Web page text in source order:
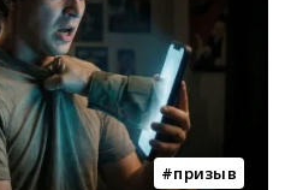
призыв